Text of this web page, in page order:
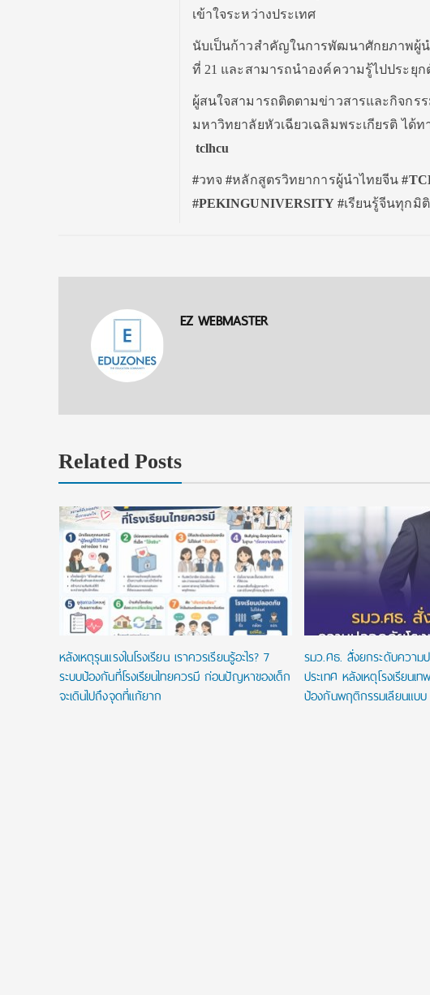
เข้าใจระหว่างประเทศ
นับเป็นก้าวสำคัญในการพัฒนาศักยภาพผู้
ที่ 21 และสามารถนำองค์ความรู้ไปประยุ
ผู้สนใจสามารถติดตามข่าวสารและกิจกร
มหาวิทยาลัยหัวเฉียวเฉลิมพระเกียรติ ได้ท
tclhcu
#วทจ#หลักสูตรวิทยาการผู้นำไทยจีน
#PEKINGUNIVERSITY #เรียนรู้จีนทุกมิติ
EZ WEBMASTER
Related Posts
หลังเหตุรุนแรงในโรงเรียน เราควรเรียนรู้อะไร? 7
ระบบป้องกันที่โรงเรียนไทยควรมี ก่อนปัญหาของเด็ก
จะเดินไปถึงจุดที่แก้ยาก
รมว.ศธ. สั่งยกระดับความ
ประเทศ หลังเหตุโรงเรียน
ป้องกันพฤติกรรมเลียนแบบ